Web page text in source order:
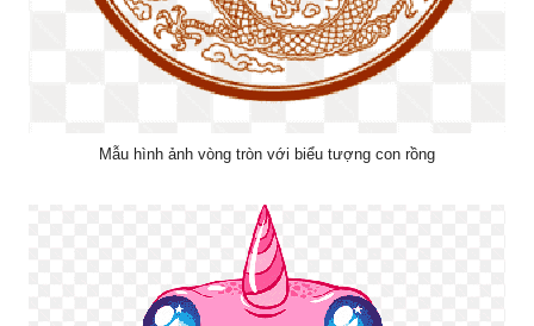
Mẫu hình ảnh vòng tròn với biểu tượng con rồng